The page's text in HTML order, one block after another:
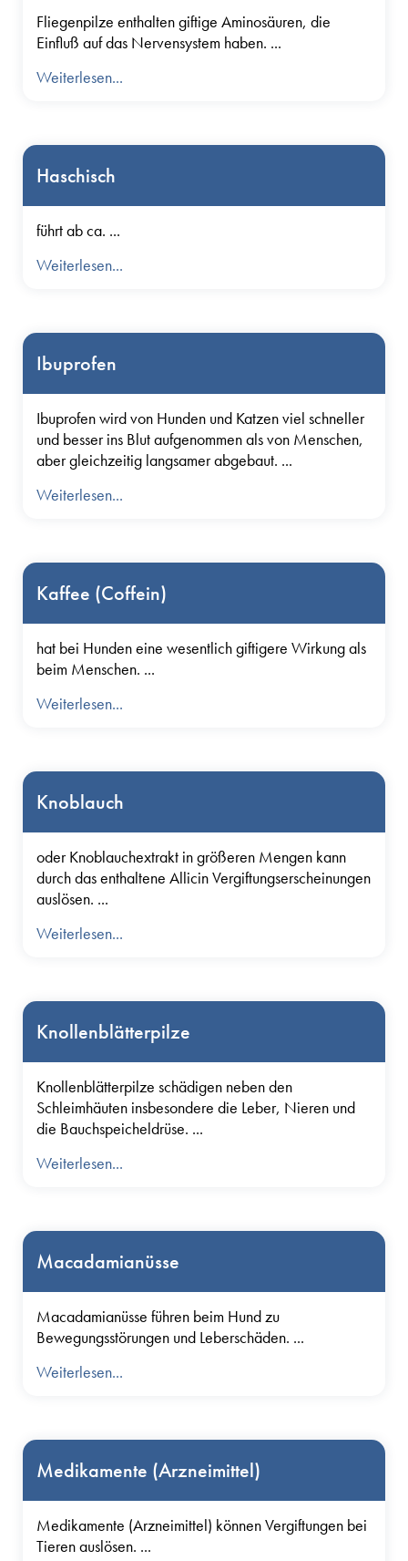
Fliegenpilze enthalten giftige Aminosäuren, die
Einfluß auf das Nervensystem haben. ...
Weiterlesen...
Haschisch
führt ab ca. ...
Weiterlesen...
Ibuprofen
Ibuprofen wird von Hunden und Katzen viel schneller
und besser ins Blut aufgenommen als von Menschen,
aber gleichzeitig langsamer abgebaut. ...
Weiterlesen...
Kaffee (Coffein)
hat bei Hunden eine wesentlich giftigere Wirkung als
beim Menschen. ...
Weiterlesen...
Knoblauch
oder Knoblauchextrakt in größeren Mengen kann
durch das enthaltene Allicin Vergiftungserscheinungen
auslösen. ...
Weiterlesen...
Knollenblätterpilze
Knollenblätterpilze schädigen neben den
Schleimhäuten insbesondere die Leber, Nieren und
die Bauchspeicheldrüse. ...
Weiterlesen...
Macadamianüsse
Macadamianüsse führen beim Hund zu
Bewegungsstörungen und Leberschäden. ...
Weiterlesen...
Medikamente (Arzneimittel)
Medikamente (Arzneimittel) können Vergiftungen bei
Tieren auslösen. ...